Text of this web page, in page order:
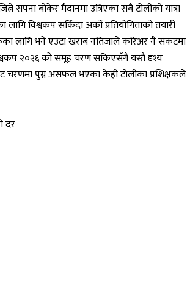
सपना बोकेर मैदानमा उत्रिएका सबै टोलीको यात्रा
विश्वकप सकिँदा अर्को प्रतियोगिताको तयारी
लागि भने एउटा खराब नतिजाले करिअर नै संकटमा
२०२६ को समूह चरण सकिएसँगै यस्तै दृश्य
पुग्न असफल भएका केही टोलीका प्रशिक्षकले
दर